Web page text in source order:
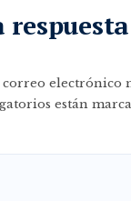
respuesta
electrónico
están